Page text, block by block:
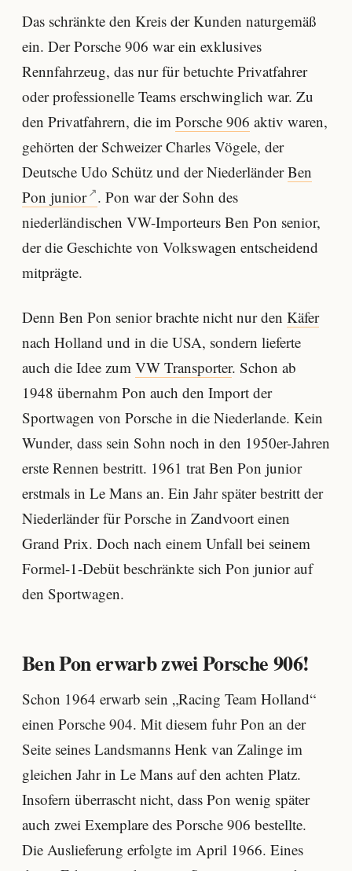
Das schränkte den Kreis der Kunden naturgemäß
ein. Der Porsche 906 war ein exklusives
Rennfahrzeug, das nur für betuchte Privatfahrer
oder professionelle Teams erschwinglich war. Zu
den Privatfahrern, die im Porsche 906 aktiv waren,
gehörten der Schweizer Charles Vögele, der
Deutsche Udo Schütz und der NiederländerBen
Pon junior . Pon war der Sohn des
niederländischen VW-Importeurs Ben Pon senior,
der die Geschichte von Volkswagen entscheidend
mitprägte.
Denn Ben Pon senior brachte nicht nur den Käfer
nach Holland und in die USA, sondern lieferte
auch die Idee zum VW Transporter. Schon ab
1948 übernahm Pon auch den Import der
Sportwagen von Porsche in die Niederlande. Kein
Wunder, dass sein Sohn noch in den 1950er-Jahren
erste Rennen bestritt. 1961 trat Ben Pon junior
erstmals in Le Mans an. Ein Jahr später bestritt der
Niederländer für Porsche in Zandvoort einen
Grand Prix. Doch nach einem Unfall bei seinem
Formel-1-Debüt beschränkte sich Pon junior auf
den Sportwagen.
Ben Pon erwarb zwei Porsche 906!
Schon 1964 erwarb sein „Racing Team Holland“
einen Porsche 904. Mit diesem fuhr Pon an der
Seite seines Landsmanns Henk van Zalinge im
gleichen Jahr in Le Mans auf den achten Platz.
Insofern überrascht nicht, dass Pon wenig später
auch zwei Exemplare des Porsche 906 bestellte.
Die Auslieferung erfolgte im April 1966. Eines